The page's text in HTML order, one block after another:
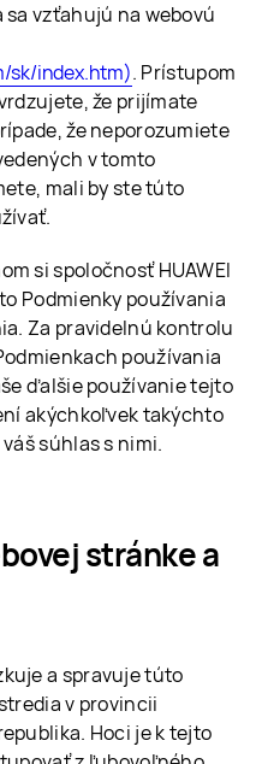
vzťahujú na webovú
sk/index.htm). Prístupom
že prijímate
že neporozumiete
v tomto
mali by ste túto
si spoločnosť HUAWEI
Podmienky používania
Za pravidelnú kontrolu
používania
ďalšie používanie tejto
akýchkoľvek takýchto
súhlas s nimi.
stránke a
a spravuje túto
v provincii
Hoci je k tejto